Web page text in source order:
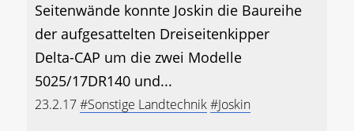
Seitenwände konnte Joskin die Baureihe
der aufgesattelten Dreiseitenkipper
Delta-CAP um die zwei Modelle
5025/17DR140 und...
23.2.17#Sonstige Landtechnik#Joskin